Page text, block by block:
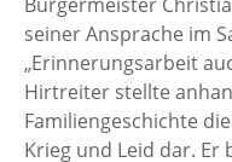
seiner Ansprache im
„Erinnerungsarbeit
Hirtreiter stellte
Familiengeschichte
Krieg und Leid dar.